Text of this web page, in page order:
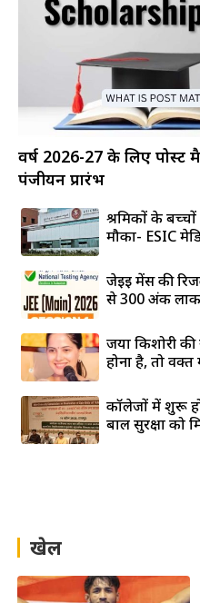
वर्ष 2026-27 के लिए पोस्ट
पंजीयन प्रारंभ
श्रमिकों के
मौका- ESIC
जेईई मेंस की
से 300 अंक
जया किशोरी
होना है, तो वक्त
कॉलेजों में शुरू
बाल सुरक्षा को
खेल